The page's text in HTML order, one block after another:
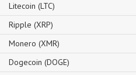
Litecoin (LTC)
Ripple (XRP)
Monero (XMR)
Dogecoin (DOGE)